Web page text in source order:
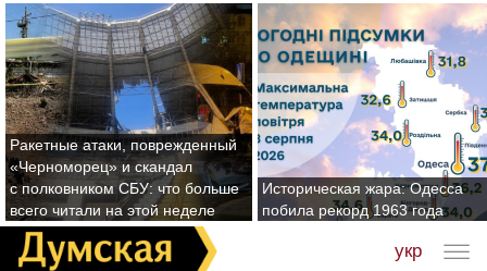
Ракетные атаки, поврежденный
«Черноморец» и скандал
с полковником СБУ: что больше
всего читали на этой неделе
Историческая жара: Одесса
побила рекорд 1963 года
укр